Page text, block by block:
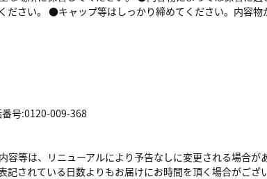
ださい。 ●キャップ等はしっかり締めてください。内容
号:0120-009-368
容等は、リニューアルにより予告なしに変更される場合が
記されている日数よりもお届けにお時間を頂く場合がござ